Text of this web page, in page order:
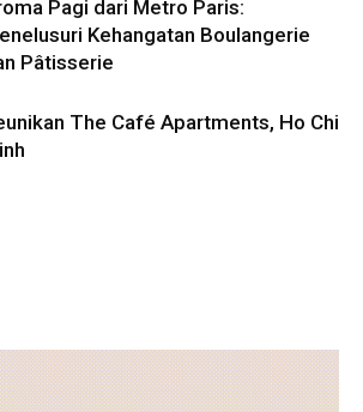
Pagi dari Metro Paris:
Kehangatan Boulangerie
Pâtisserie
The Café Apartments, Ho Chi